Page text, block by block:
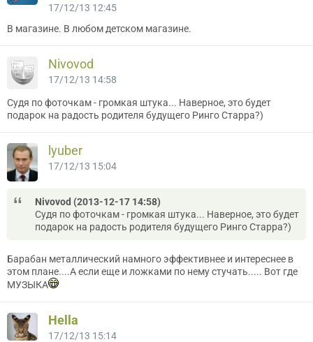
17/12/13 12:45
В магазине. В любом детском магазине.
Nivovod
17/12/13 14:58
Судя по фоточкам - громкая штука... Наверное, это будет
подарок на радость родителя будущего Ринго Старра?)
lyuber
17/12/13 15:04
Nivovod (2013-12-17 14:58)
Судя по фоточкам - громкая штука... Наверное, это будет
подарок на радость родителя будущего Ринго Старра?)
Барабан металлический намного эффективнее и интереснее в
этом плане....А если еще и ложками по нему стучать..... Вот где
МУЗЫКА
Hella
17/12/13 15:14